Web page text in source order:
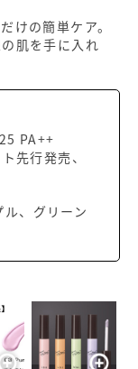
けの簡単ケア。
肌を手に入れ
PA++
先行発売、
ル、グリーン